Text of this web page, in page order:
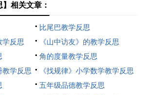
】相关文章：
比尾巴教学反思
学反思
《山中访友》的教学反思
角的度量教学反思
教学反思
《找规律》小学数学教学反思
五年级品德教学反思